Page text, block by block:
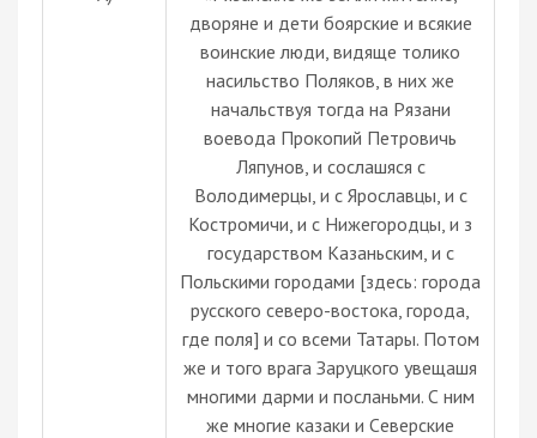
дворяне и дeти боярские и всякие
воинские люди, видяще толико
насильство Поляков, в них же
начальствуя тогда на Рязани
воевода Прокопий Петровичь
Ляпунов, и сослашяся с
Володимерцы, и с Ярославцы, и с
Костромичи, и с Нижегородцы, и з
государством Казаньским, и с
Польскими городами [здесь: города
русского северо-востока, города,
где поля] и со всeми Татары. Потом
же и того врага Заруцкого увeщашя
многими дарми и посланьми. С ним
же многие казаки и Сeверские